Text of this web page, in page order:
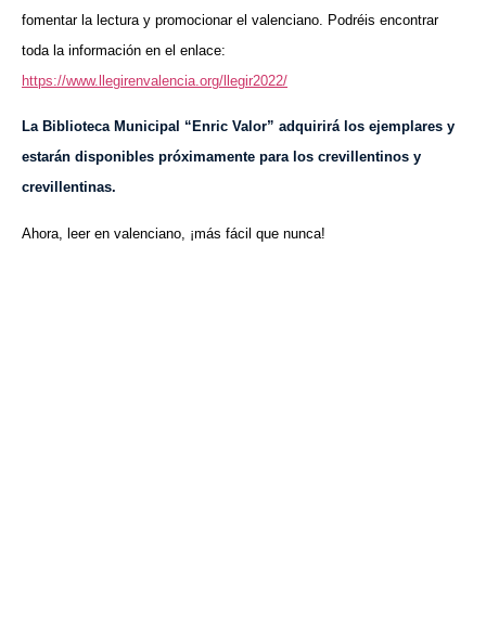
fomentar la lectura y promocionar el valenciano. Podréis encontrar
toda la información en el enlace:
https://www.llegirenvalencia.org/llegir2022/
La Biblioteca Municipal “Enric Valor” adquirirá los ejemplares y
estarán disponibles próximamente para los crevillentinos y
crevillentinas.
Ahora, leer en valenciano, ¡más fácil que nunca!